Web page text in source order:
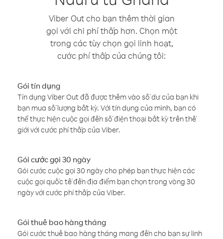
Viber Out cho bạn thêm thời gian
gọi với chi phí thấp hơn. Chọn một
trong các tùy chọn gọi linh hoạt,
cước phí thấp của chúng tôi:
Gói tín dụng
Tín dụng Viber Out đã được thêm vào số dư của bạn khi
bạn mua số lượng bất kỳ. Với tín dụng của mình, bạn có
thể thực hiện cuộc gọi đến số điện thoại bất kỳ trên thế
giới với cước phí thấp của Viber.
Gói cước gọi 30 ngày
Gói cước cuộc gọi 30 ngày cho phép bạn thực hiện các
cuộc gọi quốc tế đến địa điểm bạn chọn trong vòng 30
ngày với cước phí thấp của Viber.
Gói thuê bao hàng tháng
Gói cước thuê bao hàng tháng mang đến cho bạn sự linh